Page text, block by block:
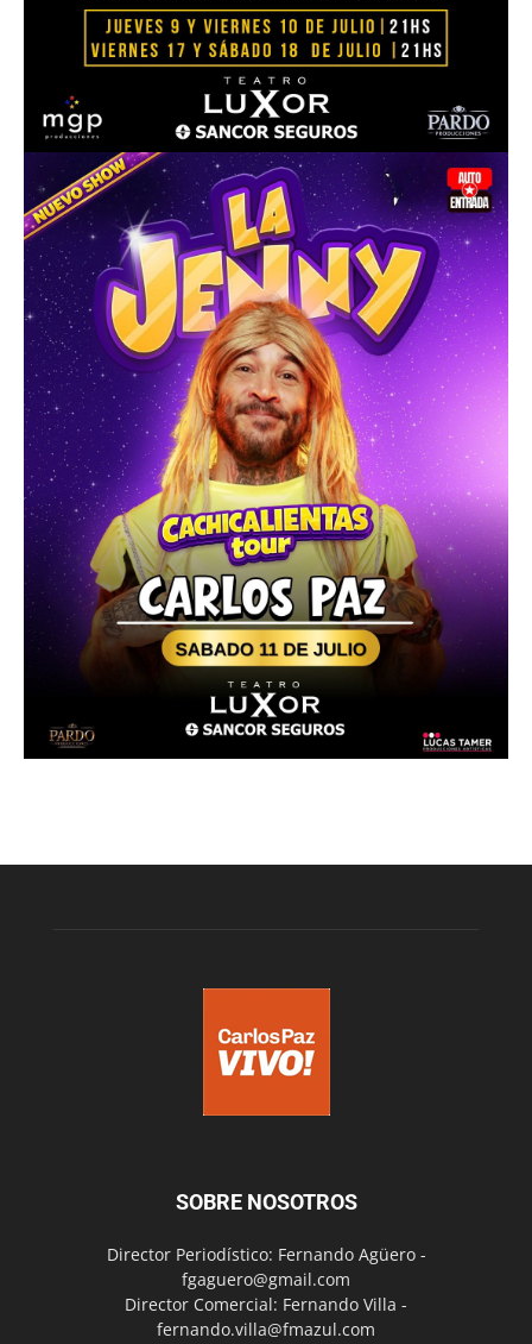
SOBRE NOSOTROS
Director Periodístico: Fernando Agüero -
fgaguero@gmail.com
Director Comercial: Fernando Villa -
fernando.villa@fmazul.com